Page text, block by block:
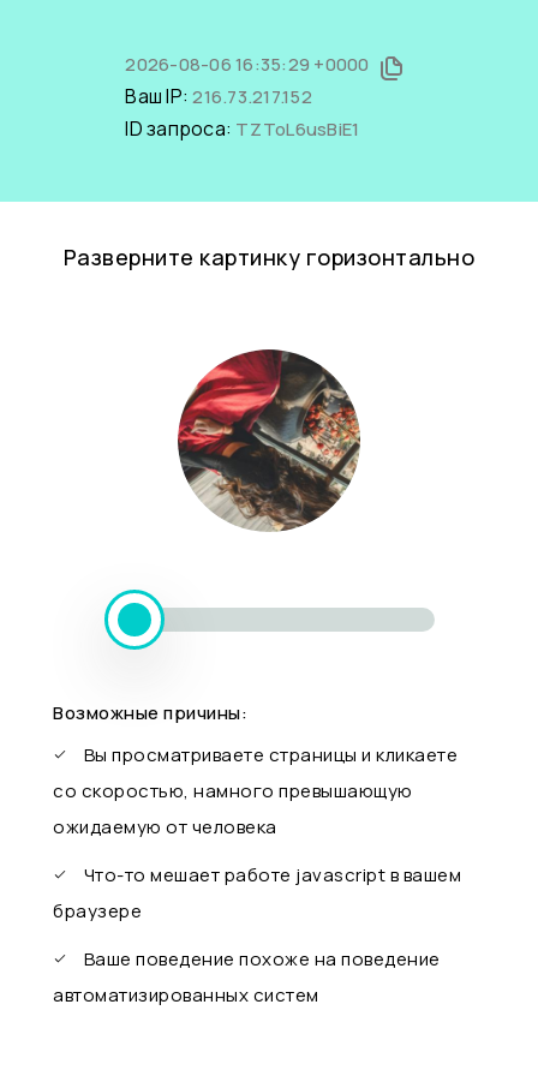
2026-08-06 16:35:29 +0000
Ваш IP:216.73.217.152
ID запроса: TZToL6usBiE1
Разверните картинку горизонтально
Возможные причины:
Вы просматриваете страницы и кликаете
со скоростью, намного превышающую
ожидаемую от человека
Что-то мешает работе javascript в вашем
браузере
Ваше поведение похоже на поведение
автоматизированных систем